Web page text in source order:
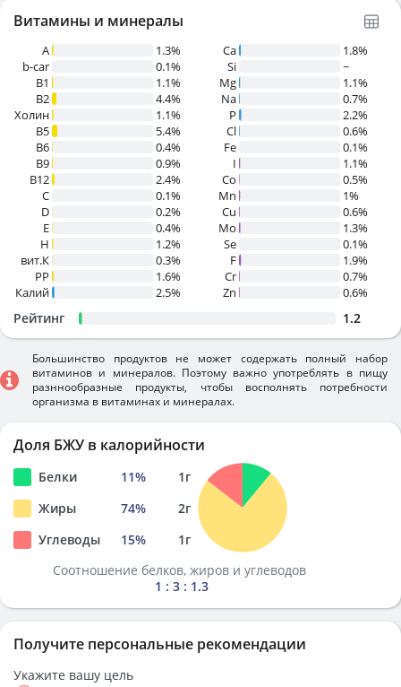
Витамины и минералы
A
1.3%
b-car
0.1%
В1
1.1%
B2
4.4%
Холин
1.1%
B5
5.4%
B6
0.4%
B9
0.9%
B12
2.4%
C
0.1%
D
0.2%
E
0.4%
H
1.2%
вит.К
0.3%
PP
1.6%
Калий
2.5%
Ca
1.8%
Si
~
Mg
1.1%
Na
0.7%
P
2.2%
Cl
0.6%
Fe
0.1%
I
1.1%
Co
0.5%
Mn
1%
Cu
0.6%
Mo
1.3%
Se
0.1%
F
1.9%
Cr
0.7%
Zn
0.6%
Рейтинг 1.2
Большинство продуктов не может содержать полный набор
витаминов и минералов. Поэтому важно употреблять в пищу
разннообразные продукты, чтобы восполнять потребности
организма в витаминах и минералах.
Доля БЖУ в калорийности
Белки 11% 1г
Жиры
74% 2г
Углеводы
15% 1г
Соотношение белков, жиров и углеводов
1 : 3 : 1.3
Получите персональные рекомендации
Укажите вашу цель